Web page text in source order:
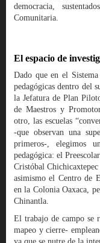
democracia,
Comunitaria.
El espacio de
Dado que en el
pedagógicas dentro del
la Jefatura de Plan
de Maestros y
otro, las escuelas
-que observan una
primeros-, elegimos
pedagógica: el
Cristóbal
asimismo el Centro de
en la Colonia Oaxaca,
Chinantla.
El trabajo de campo se
mapeo y cierre-